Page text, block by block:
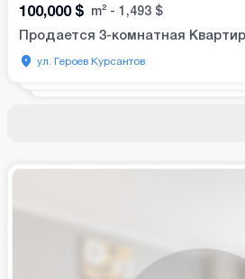
100,000 $ m² - 1,493 $
Продается 3-комнатная
ул. Героев Курсантов